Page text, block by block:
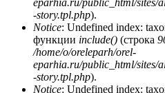
-story.tpl.php).
Notice: Undefined index:
функции include() (строка
/home/o/oreleparh/orel-
eparhia.ru/public_html/sites/
-story.tpl.php).
Notice: Undefined index: